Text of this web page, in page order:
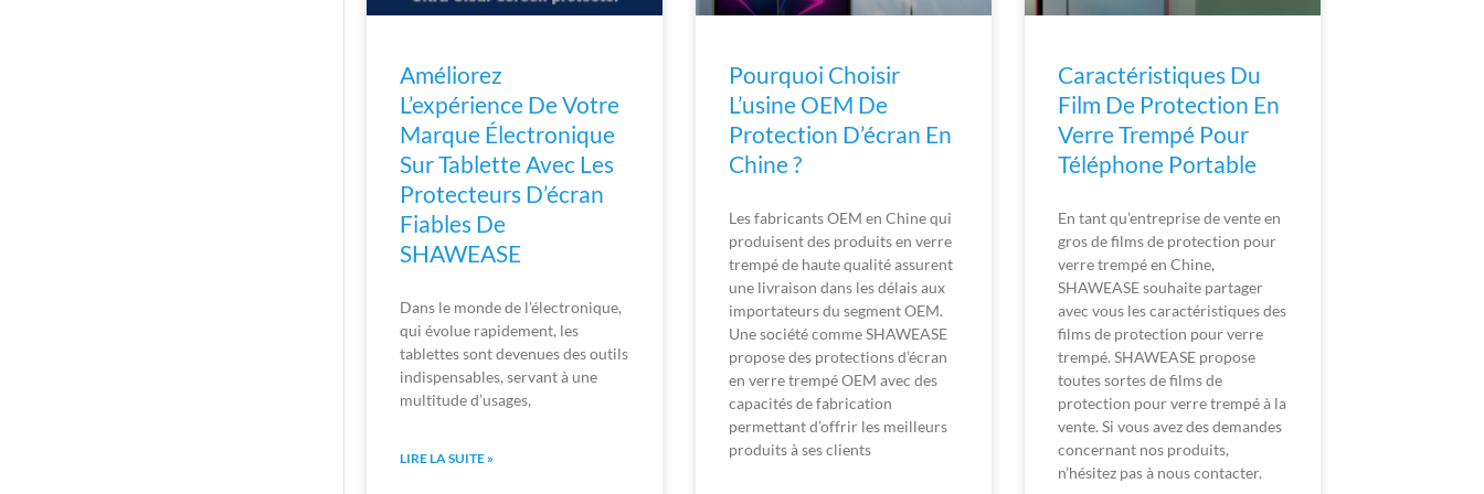
Améliorez
L’expérience De Votre
Marque Électronique
Sur Tablette Avec Les
Protecteurs D’écran
Fiables De
SHAWEASE
Dans le monde de l’électronique,
qui évolue rapidement, les
tablettes sont devenues des outils
indispensables, servant à une
multitude d’usages,
LIRE LA SUITE »
Pourquoi Choisir
L’usine OEM De
Protection D’écran En
Chine ?
Les fabricants OEM en Chine qui
produisent des produits en verre
trempé de haute qualité assurent
une livraison dans les délais aux
importateurs du segment OEM.
Une société comme SHAWEASE
propose des protections d’écran
en verre trempé OEM avec des
capacités de fabrication
permettant d’offrir les meilleurs
produits à ses clients
Caractéristiques Du
Film De Protection En
Verre Trempé Pour
Téléphone Portable
En tant qu’entreprise de vente en
gros de films de protection pour
verre trempé en Chine,
SHAWEASE souhaite partager
avec vous les caractéristiques des
films de protection pour verre
trempé. SHAWEASE propose
toutes sortes de films de
protection pour verre trempé à la
vente. Si vous avez des demandes
concernant nos produits,
n’hésitez pas à nous contacter.